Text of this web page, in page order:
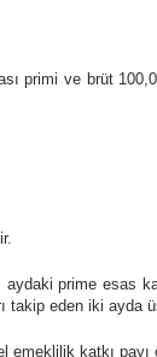
primi ve brüt
prime esas
eden iki ayda
emeklilik katkı